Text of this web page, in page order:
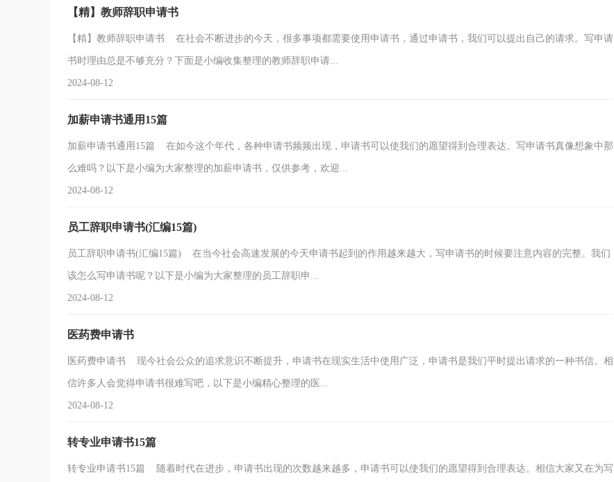
【精】教师辞职申请书
【精】教师辞职申请书 在社会不断进步的今天，很多事项都需要使用申请书，通过申请书，我们可以提出自己的请求。写申请
书时理由总是不够充分？下面是小编收集整理的教师辞职申请...
2024-08-12
加薪申请书通用15篇
加薪申请书通用15篇 在如今这个年代，各种申请书频频出现，申请书可以使我们的愿望得到合理表达。写申请书真像想象中那
么难吗？以下是小编为大家整理的加薪申请书，仅供参考，欢迎...
2024-08-12
员工辞职申请书(汇编15篇)
员工辞职申请书(汇编15篇) 在当今社会高速发展的今天申请书起到的作用越来越大，写申请书的时候要注意内容的完整。我们
该怎么写申请书呢？以下是小编为大家整理的员工辞职申...
2024-08-12
医药费申请书
医药费申请书 现今社会公众的追求意识不断提升，申请书在现实生活中使用广泛，申请书是我们平时提出请求的一种书信。相
信许多人会觉得申请书很难写吧，以下是小编精心整理的医...
2024-08-12
转专业申请书15篇
转专业申请书15篇 随着时代在进步，申请书出现的次数越来越多，申请书可以使我们的愿望得到合理表达。相信大家又在为写